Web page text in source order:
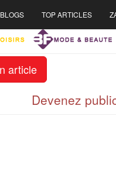
article
TOP ARTICLES
Devenez